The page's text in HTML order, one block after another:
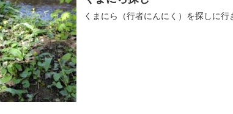
くまにら（行者にんにく）を探しに行